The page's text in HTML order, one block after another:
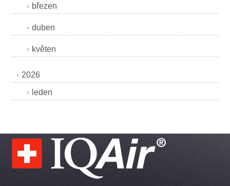
březen
duben
květen
2026
leden